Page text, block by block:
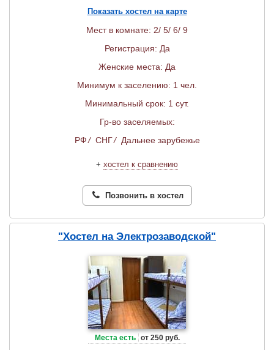
Показать хостел на карте
Мест в комнате: 2/ 5/ 6/ 9
Регистрация: Да
Женские места: Да
Минимум к заселению: 1 чел.
Минимальный срок: 1 сут.
Гр-во заселяемых:
РФ/ СНГ/ Дальнее зарубежье
+ хостел к сравнению
Позвонить в хостел
"Хостел на Электрозаводской"
Места есть от 250 руб.